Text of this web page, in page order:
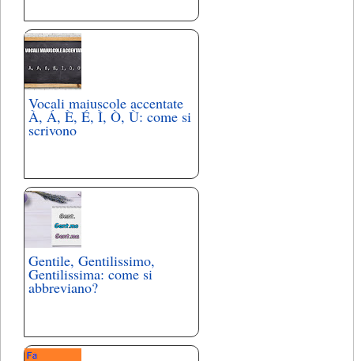
Vocali maiuscole accentate
À, Á, È, É, Ì, Ò, Ù: come si
scrivono
Gentile, Gentilissimo,
Gentilissima: come si
abbreviano?